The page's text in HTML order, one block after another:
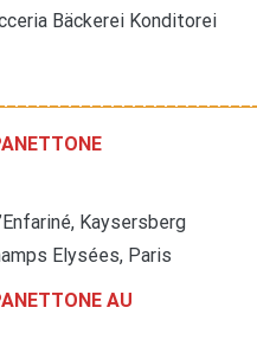
Bäckerei Konditorei
Kaysersberg
Elysées, Paris
AU